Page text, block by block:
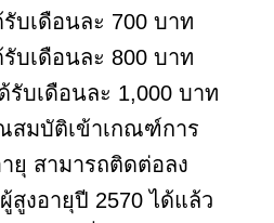
บเดือนละ 700 บาท
บเดือนละ 800 บาท
บเดือนละ 1,000 บาท
สมบัติเข้าเกณฑ์การ
ยุ สามารถติดต่อลง
สูงอายุปี 2570 ได้แล้ว